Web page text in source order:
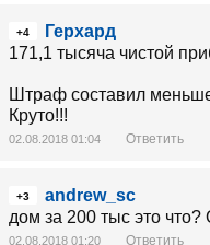
+4
Герхард
171,1 тысяча чистой
Штраф составил
Круто!!!
02.08.2018 01:04 Ответить
+3
andrew_sc
дом за 200 тыс это
02.08.2018 01:20 Ответить